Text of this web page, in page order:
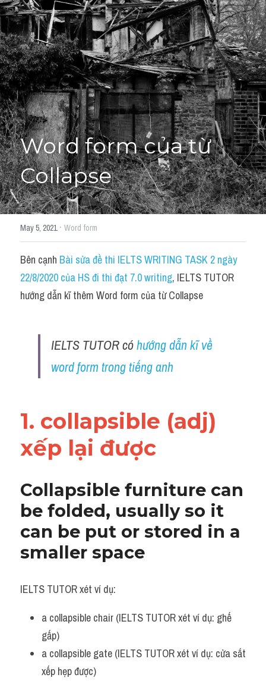
Giải đề thi từng câu
Lời khuyên
Giải đề thi
Academic words
Phrase
Phrasal Verb
Idioms đồng nghĩa
Idioms trái nghĩa
Antonym
Idiom
Grammar
Word form
Đề thi thật Task 2
Speaking
Writing
Reading
Vocabulary
HỌC THỬ
Word form của từ
Collapse
May 5, 2021· Word form
Bên cạnh Bài sửa đề thi IELTS WRITING TASK 2 ngày
22/8/2020 của HS đi thi đạt 7.0 writing, IELTS TUTOR
hướng dẫn kĩ thêm Word form của từ Collapse
IELTS TUTOR có hướng dẫn kĩ về
word form trong tiếng anh
1. collapsible (adj)
xếp lại được
Collapsible furniture can
be folded, usually so it
can be put or stored in a
smaller space
IELTS TUTOR xét ví dụ:
a collapsible chair (IELTS TUTOR xét ví dụ: ghế
gấp)
a collapsible gate (IELTS TUTOR xét ví dụ: cửa sắt
xếp hẹp được)